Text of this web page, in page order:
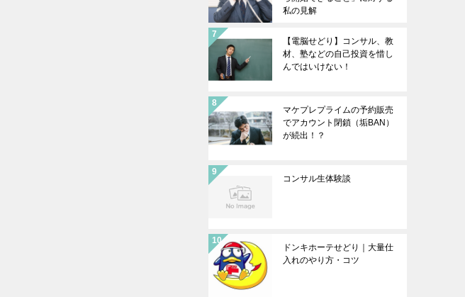
私の見解
【電脳せどり】コンサル、教
材、塾などの自己投資を惜し
んではいけない！
マケプレプライムの予約販売
でアカウント閉鎖（垢BAN）
が続出！？
コンサル生体験談
ドンキホーテせどり｜大量仕
入れのやり方・コツ